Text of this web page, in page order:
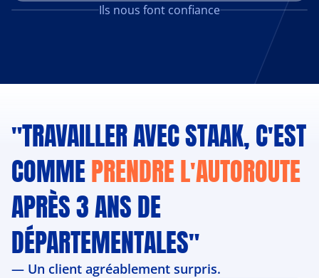
Ils nous font confiance
"TRAVAILLER AVEC STAAK, C'EST
COMME PRENDRE L'AUTOROUTE
APRÈS 3 ANS DE
DÉPARTEMENTALES"
— Un client agréablement surpris.